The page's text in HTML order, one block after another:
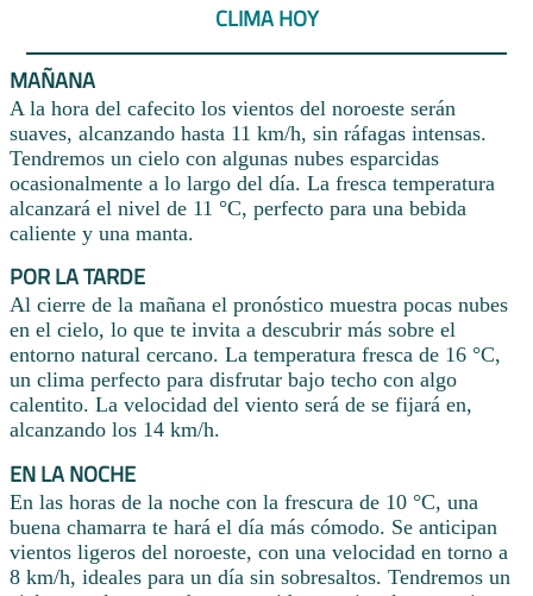
CLIMA HOY
MAÑANA
A la hora del cafecito los vientos del noroeste serán
suaves, alcanzando hasta 11 km/h, sin ráfagas intensas.
Tendremos un cielo con algunas nubes esparcidas
ocasionalmente a lo largo del día. La fresca temperatura
alcanzará el nivel de 11 °C, perfecto para una bebida
caliente y una manta.
POR LA TARDE
Al cierre de la mañana el pronóstico muestra pocas nubes
en el cielo, lo que te invita a descubrir más sobre el
entorno natural cercano. La temperatura fresca de 16 °C,
un clima perfecto para disfrutar bajo techo con algo
calentito. La velocidad del viento será de se fijará en,
alcanzando los 14 km/h.
EN LA NOCHE
En las horas de la noche con la frescura de 10 °C, una
buena chamarra te hará el día más cómodo. Se anticipan
vientos ligeros del noroeste, con una velocidad en torno a
8 km/h, ideales para un día sin sobresaltos. Tendremos un